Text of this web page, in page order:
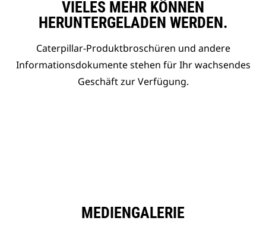
VIELES MEHR KÖNNEN
HERUNTERGELADEN WERDEN.
Caterpillar-Produktbroschüren und andere
Informationsdokumente stehen für Ihr wachsendes
Geschäft zur Verfügung.
MEDIENGALERIE